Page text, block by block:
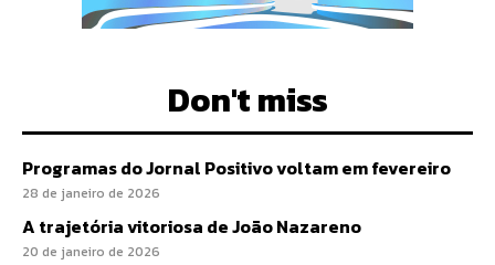
Don't miss
Programas do Jornal Positivo voltam em fevereiro
28 de janeiro de 2026
A trajetória vitoriosa de João Nazareno
20 de janeiro de 2026